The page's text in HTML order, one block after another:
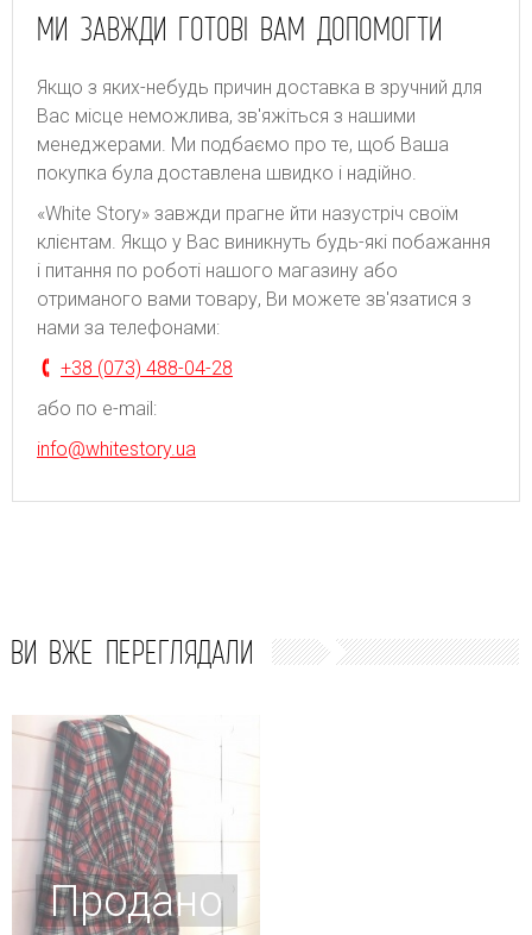
МИ ЗАВЖДИ ГОТОВІ ВАМ ДОПОМОГТИ
Якщо з яких-небудь причин доставка в зручний для
Вас місце неможлива, зв'яжіться з нашими
менеджерами. Ми подбаємо про те, щоб Ваша
покупка була доставлена швидко і надійно.
«White Story» завжди прагне йти назустріч своїм
клієнтам. Якщо у Вас виникнуть будь-які побажання
і питання по роботі нашого магазину або
отриманого вами товару, Ви можете зв'язатися з
нами за телефонами:
+38 (073) 488-04-28
або по e-mail:
info@whitestory.ua
ВИ ВЖЕ ПЕРЕГЛЯДАЛИ
Продано